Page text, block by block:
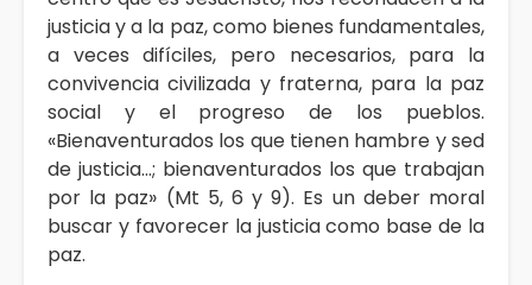
justicia y a la paz, como bienes fundamentales,
a veces difíciles, pero necesarios, para la
convivencia civilizada y fraterna, para la paz
social y el progreso de los pueblos.
«Bienaventurados los que tienen hambre y sed
de justicia…; bienaventurados los que trabajan
por la paz» (Mt 5, 6 y 9). Es un deber moral
buscar y favorecer la justicia como base de la
paz.